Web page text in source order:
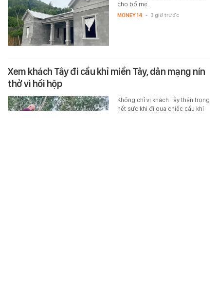
cho bố mẹ.
MONEY.14 - 3 giờ trước
Xem khách Tây đi cầu khỉ miền Tây, dân mạng nín
thở vì hồi hộp
Không chỉ vị khách Tây thận trọng
hết sức khi đi qua chiếc cầu khỉ